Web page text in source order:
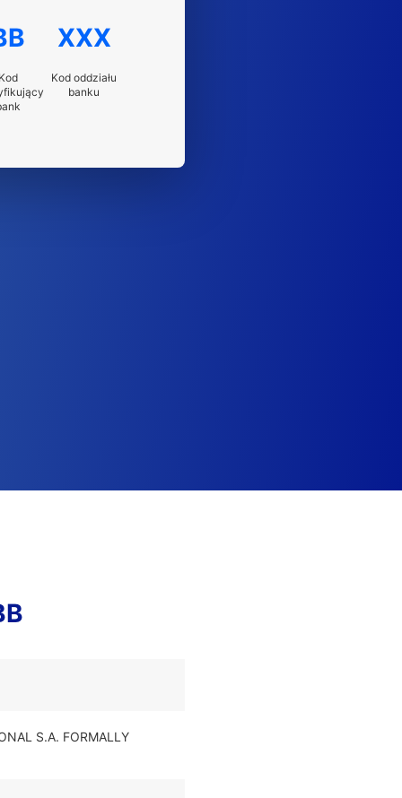
XXX
Kod oddziału
banku
S.A. FORMALLY